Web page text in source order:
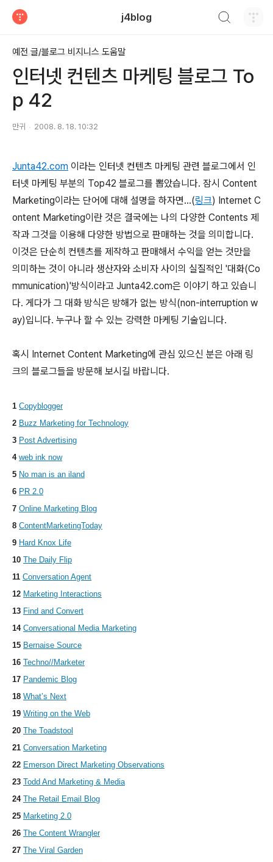
j4blog
예전 글/블로그 비지니스 도움말
인터넷 컨텐츠 마케팅 블로그 To
p 42
만귀 2008. 8. 18. 10:32
Junta42.com 이라는 인터넷 컨텐츠 마케팅 관련 블로그에서 인
터넷 마케팅 부분의 Top42 블로그를 뽑았습니다. 잠시 Content
Marketing이라는 단어에 대해 설명을 하자면...(링크) Internet C
ontent Marketing이란 것은 결국에는 나의 다양한 Contents 제
작과 그것을 이용해 다양한 방법으로 판매하는 것을 의미합니다.
이것은 단순히 컨텐츠를 제작하고 판매해서 수익을 얻는 것만을
의미하는 것이 아니라 생산자와 소비자 사이의 실질적인 '대화(Co
mmunication)'방식이라고 Junta42.com은 이야기 하고 있습니
다. 게다가 그 대화 방식은 방해가 없는 방식(non-interruption w
ay)입니다. 누구나 할 수 있는 강력한 마케팅 기술입니다.
혹시 Internet Content Marketing에 관심 있으신 분은 아래 링
크의 블로그들을 방문해 보시길 바랍니다.
1 Copyblogger
2 Buzz Marketing for Technology
3 Post Advertising
4 web ink now
5 No man is an iland
6 PR 2.0
7 Online Marketing Blog
8 ContentMarketingToday
9 Hard Knox Life
10 The Daily Flip
11 Conversation Agent
12 Marketing Interactions
13 Find and Convert
14 Conversational Media Marketing
15 Bernaise Source
16 Techno//Marketer
17 Pandemic Blog
18 What’s Next
19 Writing on the Web
20 The Toadstool
21 Conversation Marketing
22 Emerson Direct Marketing Observations
23 Todd And Marketing & Media
24 The Retail Email Blog
25 Marketing 2.0
26 The Content Wrangler
27 The Viral Garden